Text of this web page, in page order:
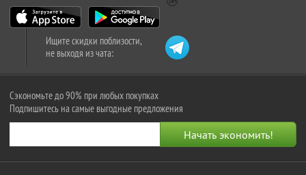
Ищите скидки поблизости,
не выходя из чата:
Сэкономьте до 90% при любых покупках
Подпишитесь на самые выгодные предложения